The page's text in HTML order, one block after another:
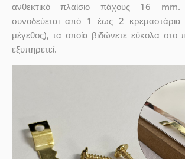
ανθεκτικό πλαίσιο πάχους 16
συνοδεύεται από 1 έως 2
μέγεθος), τα οποία βιδώνετε εύκολα στο
εξυπηρετεί.